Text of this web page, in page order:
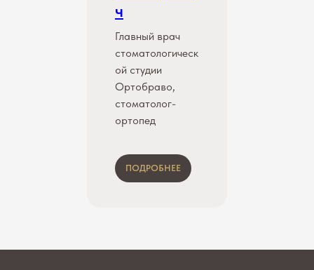
ч
Главный врач
стоматологическ
ой студии
Ортобраво,
стоматолог-
ортопед
ПОДРОБНЕЕ